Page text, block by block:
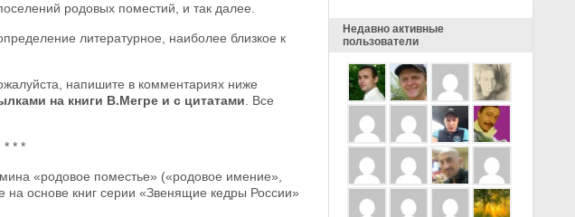
родовых поместий, и так далее.
литературное, наиболее близкое к
напишите в комментариях ниже
на книги В.Мегре и с цитатами . Все
* * *
«родовое поместье» («родовое имение»,
основе книг серии «Звенящие кедры России»
Недавно активные
пользователи